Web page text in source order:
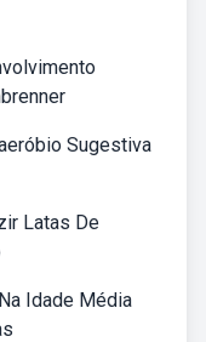
Sugestiva
Latas De
Idade Média